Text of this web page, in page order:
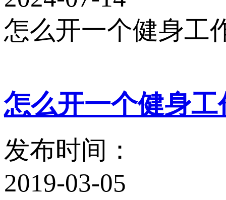
怎么开一个健身工
怎么开一个健身工
发布时间：
2019-03-05